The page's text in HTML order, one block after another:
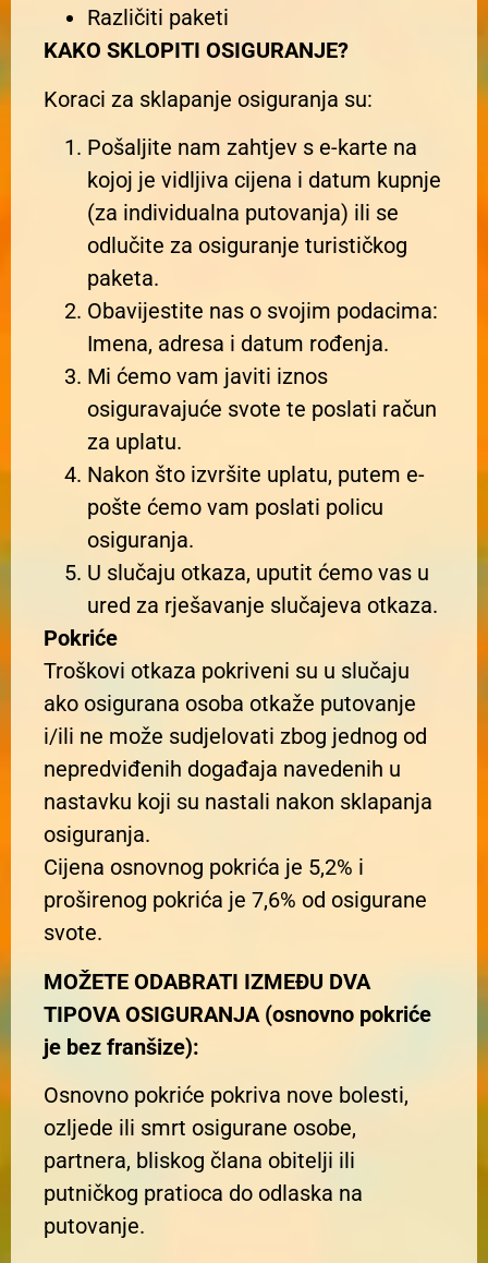
Različiti paketi
KAKO SKLOPITI OSIGURANJE?
Koraci za sklapanje osiguranja su:
Pošaljite nam zahtjev s e-karte na
kojoj je vidljiva cijena i datum kupnje
(za individualna putovanja) ili se
odlučite za osiguranje turističkog
paketa.
Obavijestite nas o svojim podacima:
Imena, adresa i datum rođenja.
Mi ćemo vam javiti iznos
osiguravajuće svote te poslati račun
za uplatu.
Nakon što izvršite uplatu, putem e-
pošte ćemo vam poslati policu
osiguranja.
U slučaju otkaza, uputit ćemo vas u
ured za rješavanje slučajeva otkaza.
Pokriće
Troškovi otkaza pokriveni su u slučaju
ako osigurana osoba otkaže putovanje
i/ili ne može sudjelovati zbog jednog od
nepredviđenih događaja navedenih u
nastavku koji su nastali nakon sklapanja
osiguranja.
Cijena osnovnog pokrića je 5,2% i
proširenog pokrića je 7,6% od osigurane
svote.
MOŽETE ODABRATI IZMEĐU DVA
TIPOVA OSIGURANJA (osnovno pokriće
je bez franšize):
Osnovno pokriće pokriva nove bolesti,
ozljede ili smrt osigurane osobe,
partnera, bliskog člana obitelji ili
putničkog pratioca do odlaska na
putovanje.